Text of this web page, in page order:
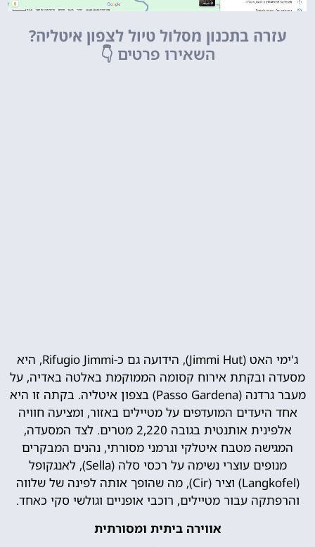
עזרה בתכנון מסלול טיול לצפון איטליה?
השאירו פרטים 👇
ג'ימי האט (Jimmi Hut‏), הידועה גם כ-Rifugio Jimmi, היא
מסעדה ובקתת אירוח קסומה הממוקמת באלטה באדיה, על
מעבר גרדנה (Passo Gardena) בצפון איטליה. בקתה זו היא
אחד היעדים המועדפים על מטיילים באזור, ומציעה חוויה
אלפינית אותנטית בגובה 2,220 מטרים. לצד המסעדה,
המגישה מטבח איטלקי וגרמני מסורתי, נהנים המבקרים
מנופים עוצרי נשימה על רכסי סלה (Sella), לאנגקופל
(Langkofel) וציר (Cir), מה שהופך אותה לפינה של שלווה
והרפתקה עבור מטיילים, רוכבי אופניים וגולשי סקי כאחד.
אווירה ביתית ומסורתית